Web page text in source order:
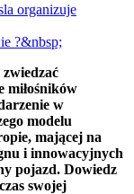
organizuje
?&nbsp;
miłośników
w
modelu
mającej na
i innowacyjnych
pojazd. Dowiedz
swojej